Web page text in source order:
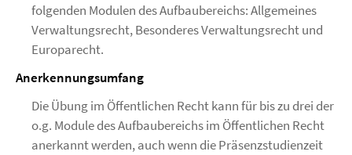
folgenden Modulen des Aufbaubereichs: Allgemeines
Verwaltungsrecht, Besonderes Verwaltungsrecht und
Europarecht.
Anerkennungsumfang
Die Übung im Öffentlichen Recht kann für bis zu drei der
o.g. Module des Aufbaubereichs im Öffentlichen Recht
anerkannt werden, auch wenn die Präsenzstudienzeit